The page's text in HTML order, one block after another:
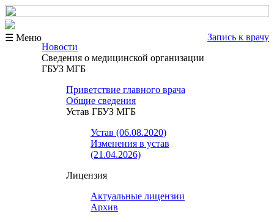
☰ Меню
Запись к врачу
Новости
Сведения о медицинской организации
ГБУЗ МГБ
Приветствие главного врача
Общие сведения
Устав ГБУЗ МГБ
Устав (06.08.2020)
Изменения в устав
(21.04.2026)
Лицензия
Актуальные лицензии
Архив